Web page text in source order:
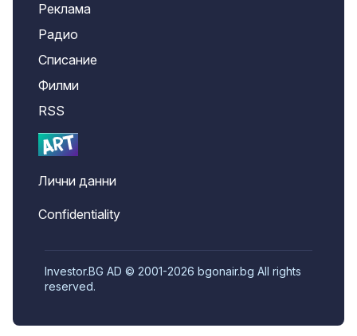
Реклама
Радио
Списание
Филми
RSS
Лични данни
Confidentiality
Investor.BG AD © 2001-2026 bgonair.bg All rights
reserved.